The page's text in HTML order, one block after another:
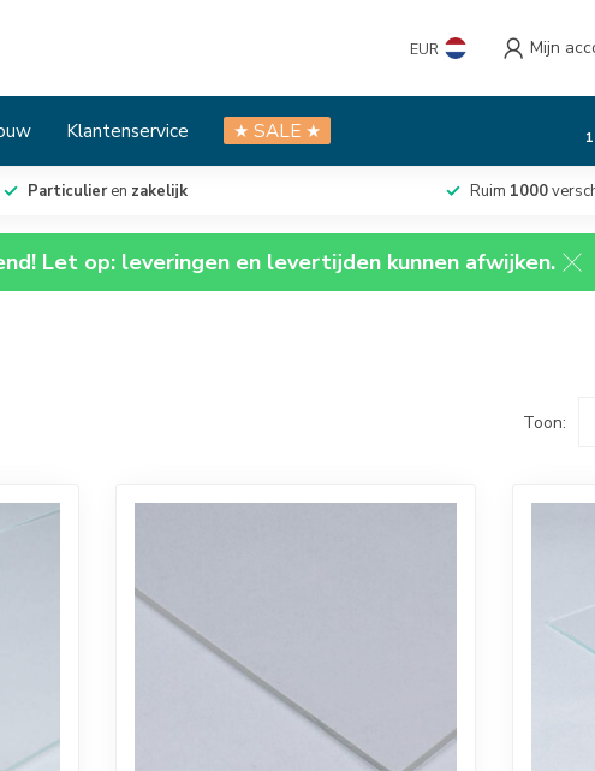
EUR Mijn
Klantenservice ★ SALE ★
Particulieren zakelijk Ruim 1000
Let op: leveringen en levertijden kunnen afwijken.
Toon: